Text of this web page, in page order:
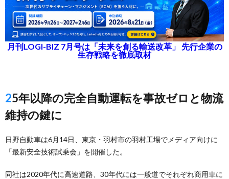
月刊LOGI-BIZ 7月号は「未来を創る輸送改革」 先行企業の
生存戦略を徹底取材
25年以降の完全自動運転を事故ゼロと物流
維持の鍵に
日野自動車は6月14日、東京・羽村市の羽村工場でメディア向けに
「最新安全技術試乗会」を開催した。
同社は2020年代に高速道路、30年代には一般道でそれぞれ商用車に